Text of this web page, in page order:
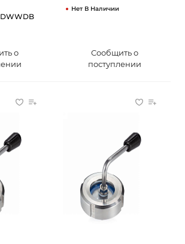
о
Нет В Наличии
Сообщить о
поступлении